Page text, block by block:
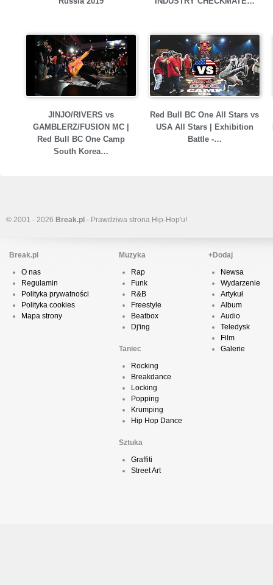
JINJO/RIVERS vs
GAMBLERZ/FUSION MC |
Red Bull BC One Camp
South Korea…
Red Bull BC One All Stars vs
USA All Stars | Exhibition
Battle -…
© 2001 - 2026 Break.pl - Prawdziwa strona Hip-Hop'u!
Break.pl
O nas
Regulamin
Polityka prywatności
Polityka cookies
Mapa strony
Muzyka
Rap
Funk
R&B
Freestyle
Beatbox
Dj'ing
Taniec
Rocking
Breakdance
Locking
Popping
Krumping
Hip Hop Dance
Sztuka
Graffiti
Street Art
+Dodaj
Newsa
Wydarzenie
Artykuł
Album
Audio
Teledysk
Film
Galerie